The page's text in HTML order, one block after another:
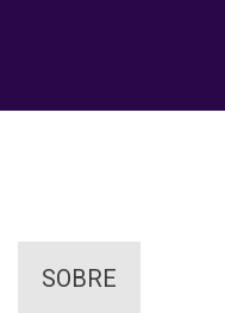
SOBRE